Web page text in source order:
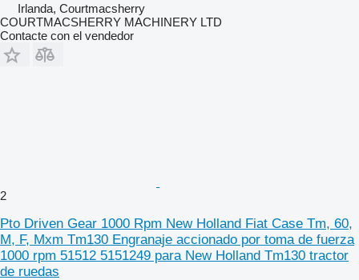
Irlanda, Courtmacsherry
COURTMACSHERRY MACHINERY LTD
Contacte con el vendedor
2
Pto Driven Gear 1000 Rpm New Holland Fiat Case Tm, 60,
M, F, Mxm Tm130 Engranaje accionado por toma de fuerza
1000 rpm 51512 5151249 para New Holland Tm130 tractor
de ruedas